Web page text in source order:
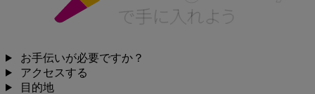
お手伝いが必要ですか？
アクセスする
目的地